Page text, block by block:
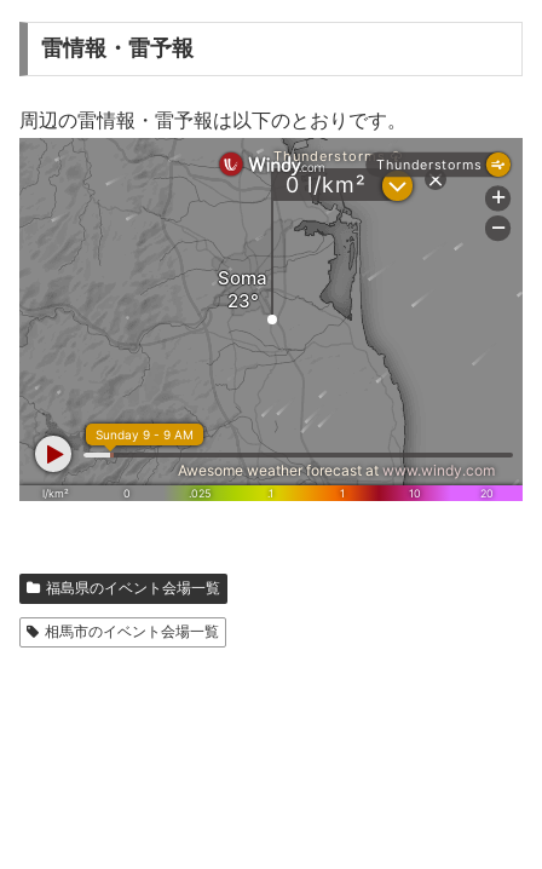
雷情報・雷予報
周辺の雷情報・雷予報は以下のとおりです。
福島県のイベント会場一覧
相馬市のイベント会場一覧